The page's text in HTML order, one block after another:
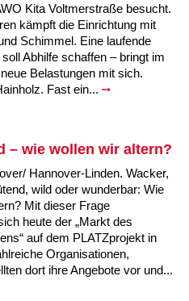
Kita Voltmerstraße besucht.
kämpft die Einrichtung mit
Schimmel. Eine laufende
Abhilfe schaffen – bringt im
Belastungen mit sich.
Fast ein...
– wie wollen wir altern?
Hannover-Linden. Wacker,
wild oder wunderbar: Wie
Mit dieser Frage
heute der „Markt des
auf dem PLATZprojekt in
Organisationen,
dort ihre Angebote vor und...